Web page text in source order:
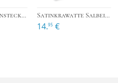
Salbeigrüne Einstecktuch Polyester Satin Satinkrawatte Salbeigrün Polyester
14.95 €